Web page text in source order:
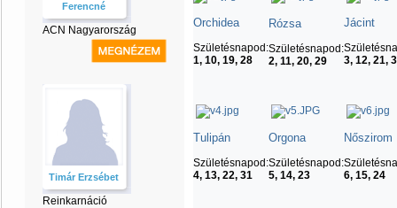
Ferencné
ACN Nagyarország
Timár Erzsébet
Reinkarnáció
Orchidea
Születésnapod:
1, 10, 19, 28
Rózsa
Születésnapod:
2, 11, 20, 29
Jácint
3, 12, 21,
Tulipán
Születésnapod:
4, 13, 22, 31
Orgona
Születésnapod:
5, 14, 23
Nőszirom
6, 15, 24